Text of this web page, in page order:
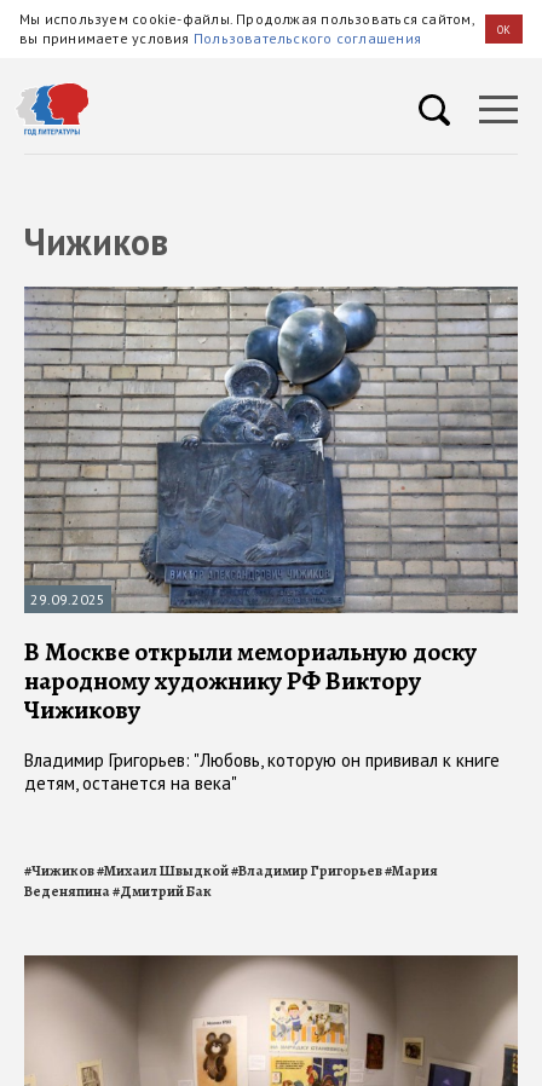
Мы используем cookie-файлы. Продолжая пользоваться сайтом,
вы принимаете условия Пользовательского соглашения OK
Чижиков
29.09.2025
В Москве открыли мемориальную доску
народному художнику РФ Виктору
Чижикову
Владимир Григорьев: "Любовь, которую он прививал к книге
детям, останется на века"
#Чижиков#Михаил Швыдкой#Владимир Григорьев#Мария
Веденяпина#Дмитрий Бак